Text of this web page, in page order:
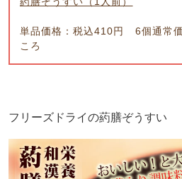
単品価格：税込410円 6個通常
ころ
フリーズドライの葯膳ぞうすい